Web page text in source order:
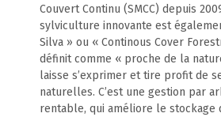
Couvert Continu (SMCC) depuis
sylviculture innovante est
Silva » ou « Continous Cover Forestry »
définit comme « proche de la
laisse s’exprimer et tire profit de
naturelles. C’est une gestion par
rentable, qui améliore le stockage